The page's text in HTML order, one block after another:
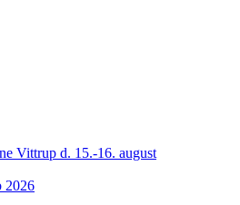
Vittrup d. 15.-16. august
2026